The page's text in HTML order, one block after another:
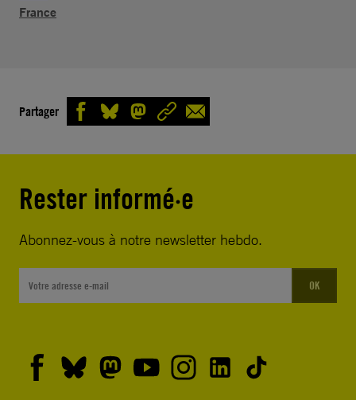
France
Partager
Rester informé·e
Abonnez-vous à notre newsletter hebdo.
OK